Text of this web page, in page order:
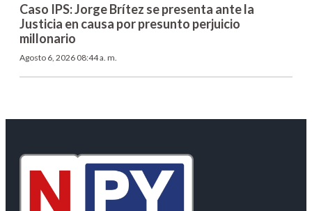
Caso IPS: Jorge Brítez se presenta ante la
Justicia en causa por presunto perjuicio
millonario
Agosto 6, 2026 08:44 a. m.